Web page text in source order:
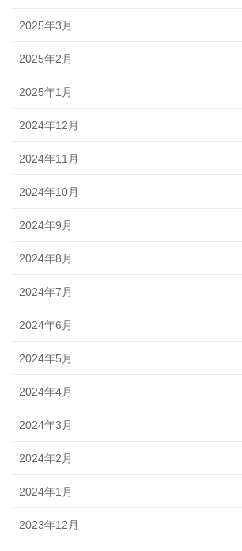
2025年3月
2025年2月
2025年1月
2024年12月
2024年11月
2024年10月
2024年9月
2024年8月
2024年7月
2024年6月
2024年5月
2024年4月
2024年3月
2024年2月
2024年1月
2023年12月